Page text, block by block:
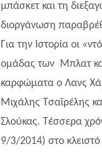
μπάσκετ και τη
διοργάνωση
Για την Ιστορία οι
ομάδας των Μπλατ
καρφώματα ο Λανς
Μιχάλης Τσαϊρέλης
Σλούκας. Τέσσερα
9/3/2014) στο